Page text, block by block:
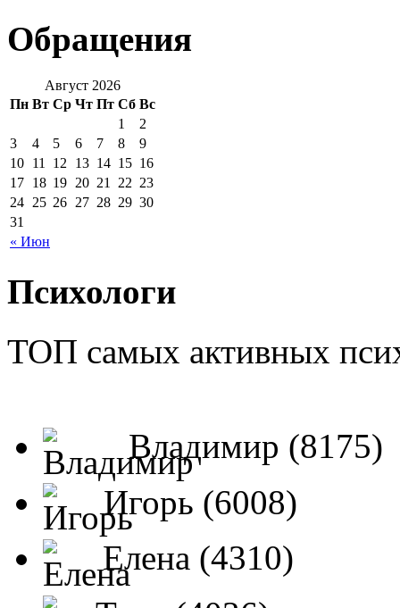
Обращения
Август 2026
Пн Вт Ср Чт Пт Сб Вс
« Июн
1
2
3
4 5 6 7 8
9
10 11 12 13 14 15 16
17 18 19 20 21 22 23
24 25 26 27 28 29 30
31
Психологи
ТОП самых активных
Владимир (8175)
Игорь (6008)
Елена (4310)